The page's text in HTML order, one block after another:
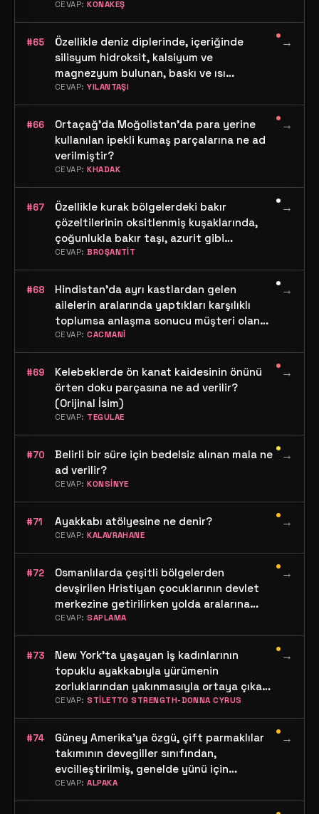
verilir?
CEVAP:KONAKEŞ
#65
Özellikle deniz diplerinde, içeriğinde
silisyum hidroksit, kalsiyum ve
magnezyum bulunan, baskı ve ısı
karşısında akışkanlaşan bu yüzden de
depremi tetiklediği düşünülen yeşil renkli
kayaç türünün adı nedir?
CEVAP:YILANTAŞI
•→
#66
Ortaçağ'da Moğolistan'da para yerine
kullanılan ipekli kumaş parçalarına ne ad
verilmiştir?
CEVAP:KHADAK
•→
#67
Özellikle kurak bölgelerdeki bakır
çözeltilerinin oksitlenmiş kuşaklarında,
çoğunlukla bakır taşı, azurit gibi
minerallerle birlikte bulunan hidratlı
sülfat mineralin adı nedir?
CEVAP:BROŞANTİT
•→
#68
Hindistan'da ayrı kastlardan gelen
ailelerin aralarında yaptıkları karşılıklı
toplumsa anlaşma sonucu müşteri olan
aileye ne ad verilir?
CEVAP:CACMANİ
•→
#69
Kelebeklerde ön kanat kaidesinin önünü
örten doku parçasına ne ad verilir?
(Orijinal İsim)
CEVAP: TEGULAE
•→
#70
Belirli bir süre için bedelsiz alınan mala ne
ad verilir?
CEVAP:KONSİNYE
•→
#71 Ayakkabı atölyesine ne denir?
CEVAP:KALAVRAHANE
•→
#72
Osmanlılarda çeşitli bölgelerden
devşirilen Hristiyan çocuklarının devlet
merkezine getirilirken yolda aralarına
karışan yabancılara ne ad verilirdi?
CEVAP:SAPLAMA
•→
#73
New York'ta yaşayan iş kadınlarının
topuklu ayakkabıyla yürümenin
zorluklarından yakınmasıyla ortaya çıkan,
çalışan kasları kuvvetlendirip kalori yakma
prensibiyle hareket edilen, spor dalının ve
yaratıcısının ismi nedir?(Orijinal Spor Adı-
Yaratıcısının İsmi)
CEVAP:STİLETTO STRENGTH-DONNA CYRUS
•→
#74
Güney Amerika'ya özgü, çift parmaklılar
takımının devegiller sınıfından,
evcilleştirilmiş, genelde yünü için
yetiştirilen memeli hayvanın adı nedir?
CEVAP:ALPAKA
•→